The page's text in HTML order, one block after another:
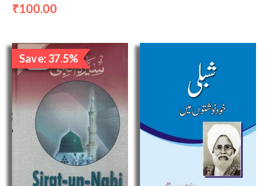
₹100.00
Save: 37.5%
Sale!
Original
price
was:
₹3,200.00.
Current